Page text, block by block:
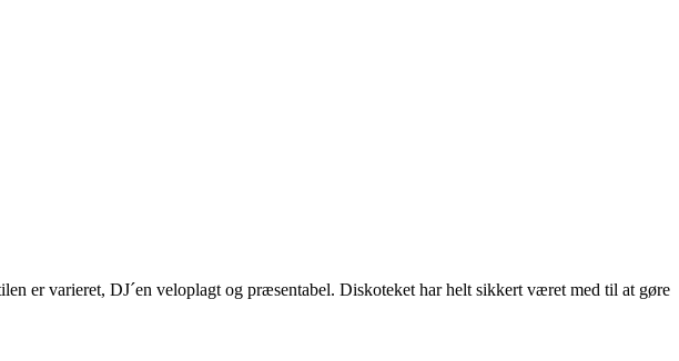
er varieret, DJ´en veloplagt og præsentabel. Diskoteket har helt sikkert været med til at gøre